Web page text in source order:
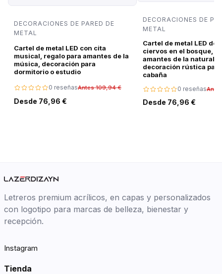
DECORACIONES DE PARED DE
METAL
Cartel de metal LED con cita
musical, regalo para amantes de la
música, decoración para
dormitorio o estudio
0 reseñasAntes 109,94 €
Desde 76,96 €
DECORACIONES DE
METAL
Cartel de metal LED de
ciervos en el bosque,
amantes de la
decoración rústica
cabaña
0 reseñas
Desde 76,96 €
Letreros premium acrílicos, en capas y personalizados
con logotipo para marcas de belleza, bienestar y
recepción.
Instagram
Tienda